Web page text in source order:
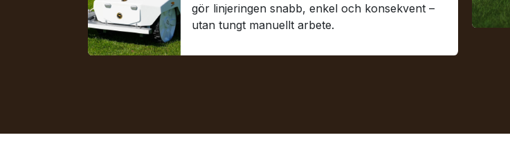
gör linjeringen snabb, enkel och konsekvent –
utan tungt manuellt arbete.